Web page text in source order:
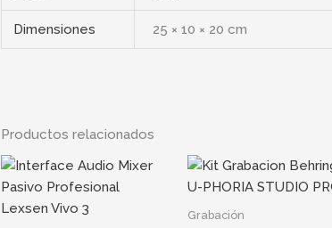
Dimensiones 25 × 10 × 20 cm
Productos relacionados
Grabación